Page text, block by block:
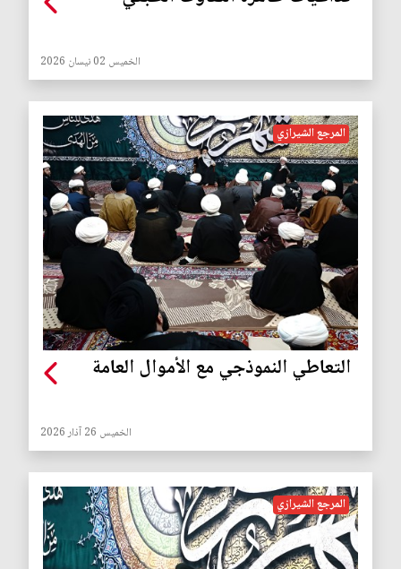
الخميس 02 نيسان 2026
المرجع الشيرازي
التعاطي النموذجي مع الأموال العامة
الخميس 26 آذار 2026
المرجع الشيرازي